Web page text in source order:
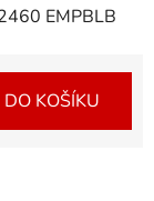
EMPBLB
DO KOŠÍKU